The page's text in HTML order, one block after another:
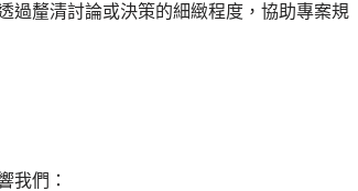
過釐清討論或決策的細緻程度，協助專案規
我們：